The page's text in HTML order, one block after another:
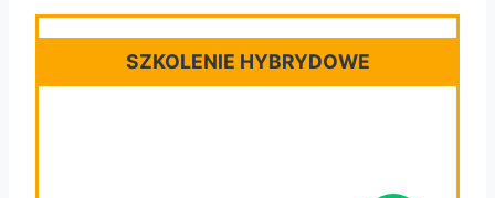
SZKOLENIE HYBRYDOWE